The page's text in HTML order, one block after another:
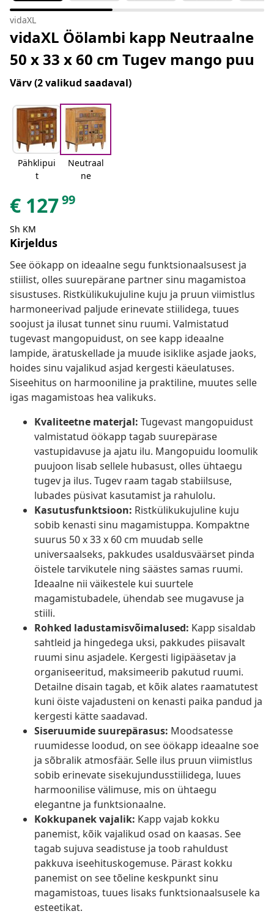
vidaXL
vidaXL Öölambi kapp Neutraalne
50 x 33 x 60 cm Tugev mango puu
Värv(2 valikud saadaval)
Pähklipui
t
Neutraal
ne
€ 12799
Sh KM
Kirjeldus
See öökapp on ideaalne segu funktsionaalsusest ja
stiilist, olles suurepärane partner sinu magamistoa
sisustuses. Ristkülikukujuline kuju ja pruun viimistlus
harmoneerivad paljude erinevate stiilidega, tuues
soojust ja ilusat tunnet sinu ruumi. Valmistatud
tugevast mangopuidust, on see kapp ideaalne
lampide, äratuskellade ja muude isiklike asjade jaoks,
hoides sinu vajalikud asjad kergesti käeulatuses.
Siseehitus on harmooniline ja praktiline, muutes selle
igas magamistoas hea valikuks.
Kvaliteetne materjal: Tugevast mangopuidust
valmistatud öökapp tagab suurepärase
vastupidavuse ja ajatu ilu. Mangopuidu loomulik
puujoon lisab sellele hubasust, olles ühtaegu
tugev ja ilus. Tugev raam tagab stabiilsuse,
lubades püsivat kasutamist ja rahulolu.
Kasutusfunktsioon: Ristkülikukujuline kuju
sobib kenasti sinu magamistuppa. Kompaktne
suurus 50 x 33 x 60 cm muudab selle
universaalseks, pakkudes usaldusväärset pinda
öistele tarvikutele ning säästes samas ruumi.
Ideaalne nii väikestele kui suurtele
magamistubadele, ühendab see mugavuse ja
stiili.
Rohked ladustamisvõimalused: Kapp sisaldab
sahtleid ja hingedega uksi, pakkudes piisavalt
ruumi sinu asjadele. Kergesti ligipääsetav ja
organiseeritud, maksimeerib pakutud ruumi.
Detailne disain tagab, et kõik alates raamatutest
kuni öiste vajadusteni on kenasti paika pandud ja
kergesti kätte saadavad.
Siseruumide suurepärasus: Moodsatesse
ruumidesse loodud, on see öökapp ideaalne soe
ja sõbralik atmosfäär. Selle ilus pruun viimistlus
sobib erinevate sisekujundusstiilidega, luues
harmoonilise välimuse, mis on ühtaegu
elegantne ja funktsionaalne.
Kokkupanek vajalik: Kapp vajab kokku
panemist, kõik vajalikud osad on kaasas. See
tagab sujuva seadistuse ja toob rahuldust
pakkuva iseehituskogemuse. Pärast kokku
panemist on see tõeline keskpunkt sinu
magamistoas, tuues lisaks funktsionaalsusele ka
esteetikat.